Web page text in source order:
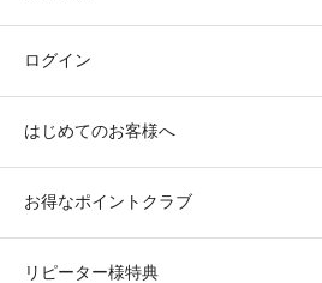
ログイン
はじめてのお客様へ
お得なポイントクラブ
リピーター様特典